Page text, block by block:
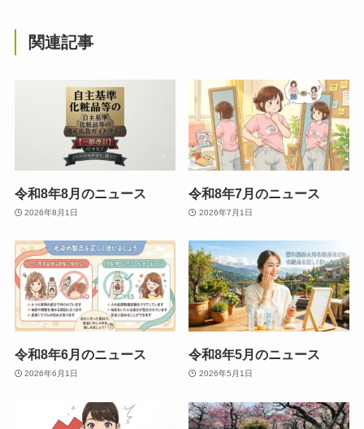
関連記事
令和8年8月のニュース
2026年8月1日
令和8年7月のニュース
2026年7月1日
令和8年6月のニュース
2026年6月1日
令和8年5月のニュース
2026年5月1日